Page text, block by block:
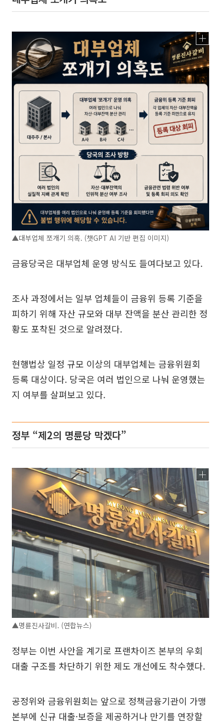
▲대부업체 쪼개기 의혹. (챗GPT AI 기반 편집 이미지)
금융당국은 대부업체 운영 방식도 들여다보고 있다.
조사 과정에서는 일부 업체들이 금융위 등록 기준을
피하기 위해 자산 규모와 대부 잔액을 분산 관리한 정
황도 포착된 것으로 알려졌다.
현행법상 일정 규모 이상의 대부업체는 금융위원회
등록 대상이다. 당국은 여러 법인으로 나눠 운영했는
지 여부를 살펴보고 있다.
정부 “제2의 명륜당 막겠다”
▲명륜진사갈비. (연합뉴스)
정부는 이번 사안을 계기로 프랜차이즈 본부의 우회
대출 구조를 차단하기 위한 제도 개선에도 착수했다.
공정위와 금융위원회는 앞으로 정책금융기관이 가맹
본부에 신규 대출·보증을 제공하거나 만기를 연장할